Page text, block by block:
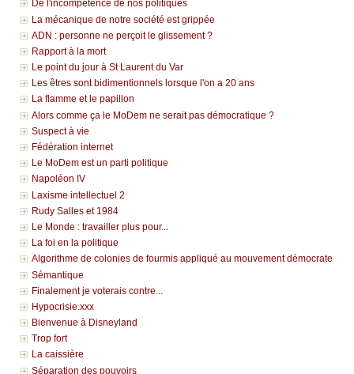
De l'incompétence de nos politiques
La mécanique de notre société est grippée
ADN : personne ne perçoit le glissement ?
Rapport à la mort
Le point du jour à St Laurent du Var
Les êtres sont bidimentionnels lorsque l'on a 20 ans
La flamme et le papillon
Alors comme ça le MoDem ne serait pas démocratique ?
Suspect à vie
Fédération internet
Le MoDem est un parti politique
Napoléon IV
Laxisme intellectuel 2
Rudy Salles et 1984
Le Monde : travailler plus pour...
La foi en la politique
Algorithme de colonies de fourmis appliqué au mouvement démocrate
Sémantique
Finalement je voterais contre...
Hypocrisie.xxx
Bienvenue à Disneyland
Trop fort
La caissière
Séparation des pouvoirs